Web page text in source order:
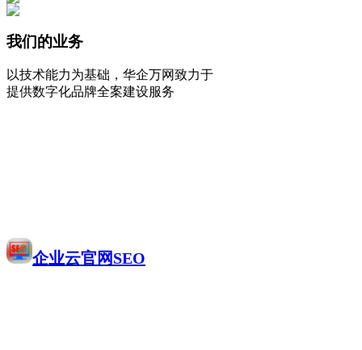
我们的业务
以技术能力为基础，华企万网致力于
提供数字化品牌全案建设服务
企业云官网SEO